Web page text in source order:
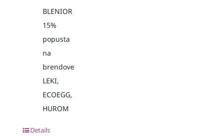
BLENIOR
15%
popusta
na
brendove
LEKI,
ECOEGG,
HUROM
Details